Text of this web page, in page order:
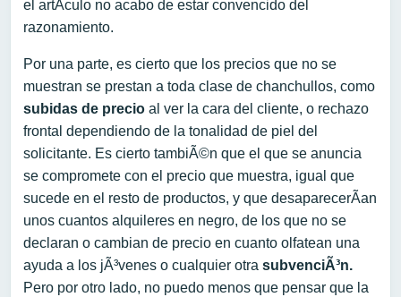
el artÃ­culo no acabo de estar convencido del
razonamiento.
Por una parte, es cierto que los precios que no se
muestran se prestan a toda clase de chanchullos, como
subidas de precio al ver la cara del cliente, o rechazo
frontal dependiendo de la tonalidad de piel del
solicitante. Es cierto tambiÃ©n que el que se anuncia
se compromete con el precio que muestra, igual que
sucede en el resto de productos, y que desaparecerÃ­an
unos cuantos alquileres en negro, de los que no se
declaran o cambian de precio en cuanto olfatean una
ayuda a los jÃ³venes o cualquier otra subvenciÃ³n.
Pero por otro lado, no puedo menos que pensar que la